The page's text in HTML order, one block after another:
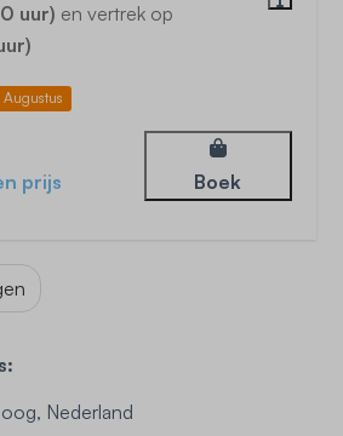
uur) en vertrek op
prijs Boek
Nederland